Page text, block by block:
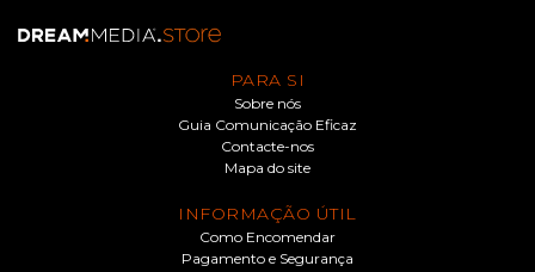
PARA SI
Sobre nós
Guia Comunicação Eficaz
Contacte-nos
Mapa do site
INFORMAÇÃO ÚTIL
Como Encomendar
Pagamento e Segurança